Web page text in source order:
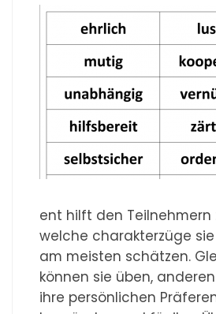
ent hilft den Teilnehmern
welche charakterzüge
am meisten schätzen.
können sie üben,
ihre persönlichen